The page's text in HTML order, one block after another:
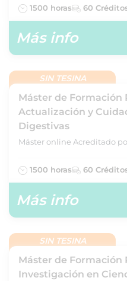
1500 horas 60
Más info
SIN TESINA
Máster de Formación
Actualización y
Digestivas
Máster online Acreditado
1500 horas 60
Más info
SIN TESINA
Máster de Formación
Investigación en